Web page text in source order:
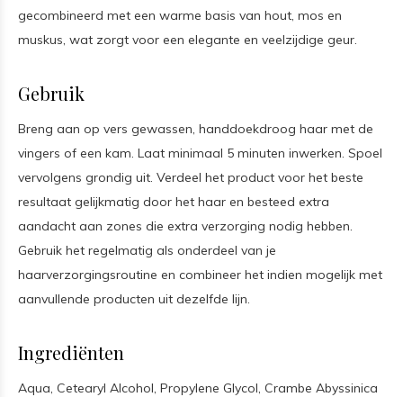
gecombineerd met een warme basis van hout, mos en
muskus, wat zorgt voor een elegante en veelzijdige geur.
Gebruik
Breng aan op vers gewassen, handdoekdroog haar met de
vingers of een kam. Laat minimaal 5 minuten inwerken. Spoel
vervolgens grondig uit. Verdeel het product voor het beste
resultaat gelijkmatig door het haar en besteed extra
aandacht aan zones die extra verzorging nodig hebben.
Gebruik het regelmatig als onderdeel van je
haarverzorgingsroutine en combineer het indien mogelijk met
aanvullende producten uit dezelfde lijn.
Ingrediënten
Aqua, Cetearyl Alcohol, Propylene Glycol, Crambe Abyssinica